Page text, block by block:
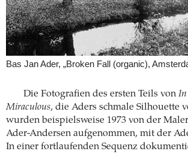
Bas Jan Ader, „Broken Fall (organic),
Die Fotografien des ersten Teils von In
Miraculous, die Aders schmale Silhouette
wurden beispielsweise 1973 von der
Ader-Andersen aufgenommen, mit der
In einer fortlaufenden Sequenz